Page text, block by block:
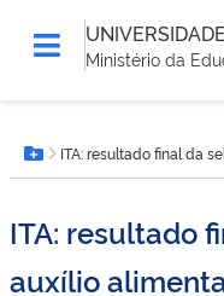
Ministério da
está
aqui:Botão Menu
ITA: resultado final da
ITA: resultado
auxílio